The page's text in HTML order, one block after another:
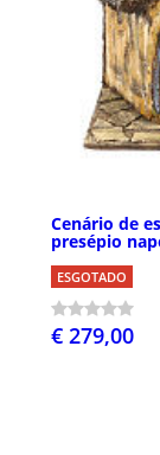
Cenário de
presépio
ESGOTADO
€ 279,00